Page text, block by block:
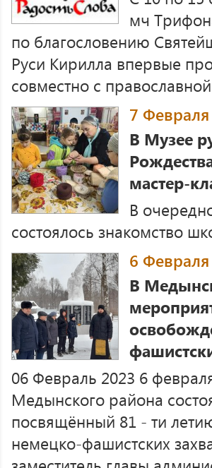
мч
по благословению
Руси Кирилла впервые
совместно с
7
В Музее
мастер-
В
состоялось знакомство
6
В
06 Февраль 2023 6
Медынского района
посвящённый 81 - ти
немецко-фашистских